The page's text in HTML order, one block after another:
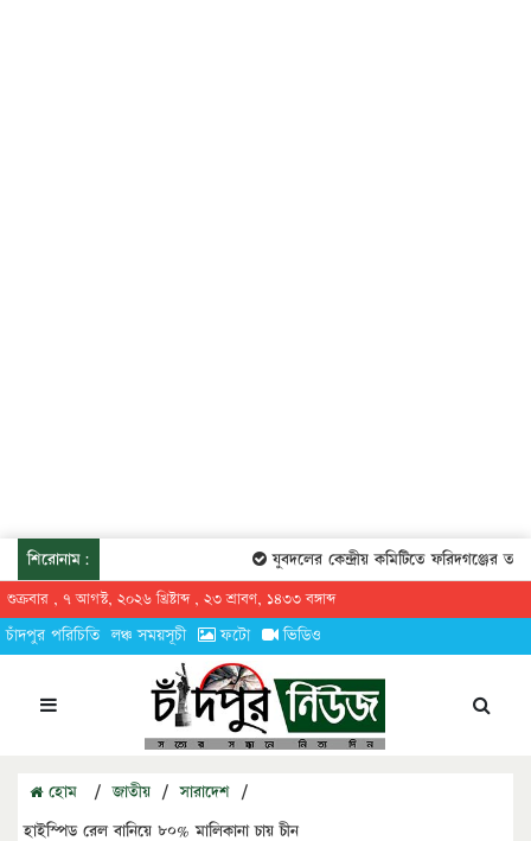
শিরোনাম: যুবদলের কেন্দ্রীয় কমিটিতে ফরিদগঞ্জের
শুক্রবার , ৭ আগস্ট, ২০২৬ খ্রিষ্টাব্দ , ২৩ শ্রাবণ, ১৪৩৩ বঙ্গাব্দ
চাঁদপুর পরিচিতি লঞ্চ সময়সূচী ফটো ভিডিও
হোম / জাতীয় / সারাদেশ /
হাইস্পিড রেল বানিয়ে ৮০% মালিকানা চায় চীন